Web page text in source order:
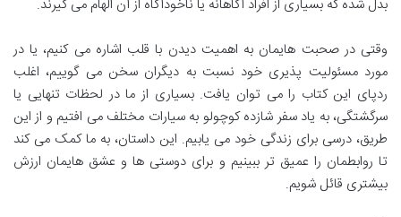
بدل شده که بسیاری از افراد آگاهانه یا ناخودآگاه از آن الهام می گیرند.
وقتی در صحبت هایمان به اهمیت دیدن با قلب اشاره می کنیم، یا در
مورد مسئولیت پذیری خود نسبت به دیگران سخن می گوییم، اغلب
ردپای این کتاب را می توان یافت. بسیاری از ما در لحظات تنهایی یا
سرگشتگی، به یاد سفر شازده کوچولو به سیارات مختلف می افتیم و از این
طریق، درسی برای زندگی خود می یابیم. این داستان، به ما کمک می کند
تا روابطمان را عمیق تر ببینیم و برای دوستی ها و عشق هایمان ارزش
بیشتری قائل شویم.